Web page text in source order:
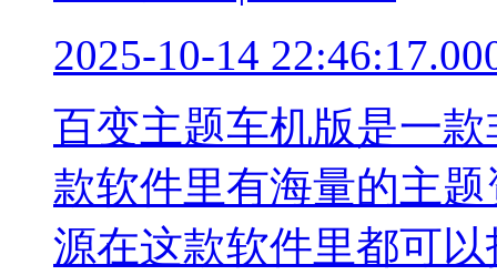
2025-10-14
百变主题车机版是一
款软件里有海量的主
源在这款软件里都可